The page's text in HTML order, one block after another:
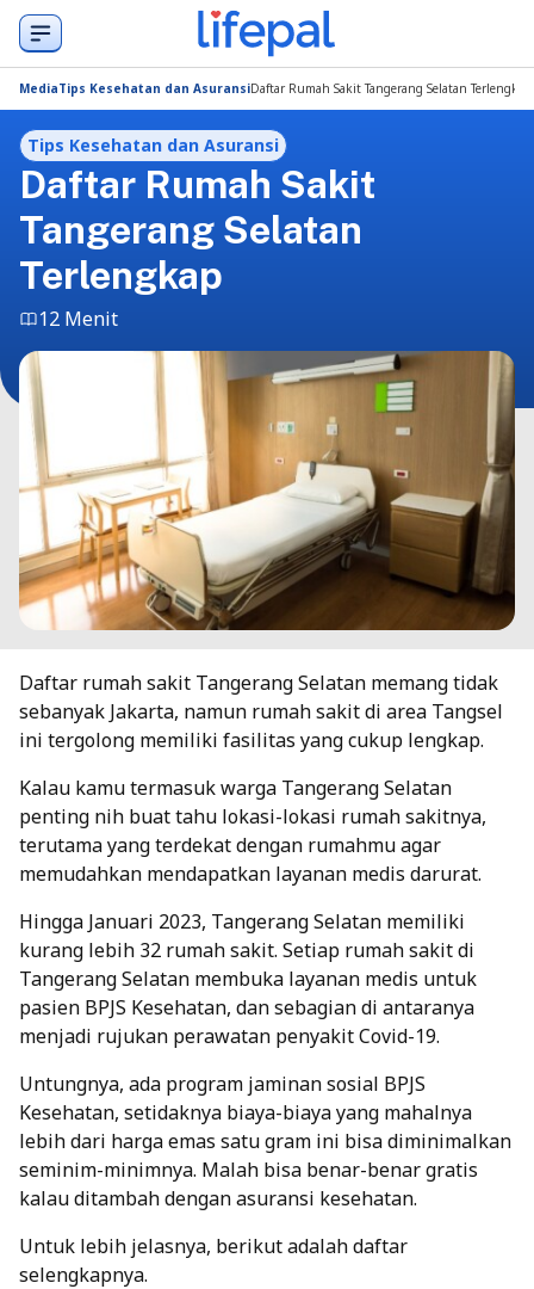
MediaTips Kesehatan dan AsuransiDaftar Rumah Sakit Tangerang Selatan Terlengkap
Tips Kesehatan dan Asuransi
Daftar Rumah Sakit
Tangerang Selatan
Terlengkap
12 Menit
Daftar rumah sakit Tangerang Selatan memang tidak
sebanyak Jakarta, namun rumah sakit di area Tangsel
ini tergolong memiliki fasilitas yang cukup lengkap.
Kalau kamu termasuk warga Tangerang Selatan
penting nih buat tahu lokasi-lokasi rumah sakitnya,
terutama yang terdekat dengan rumahmu agar
memudahkan mendapatkan layanan medis darurat.
Hingga Januari 2023, Tangerang Selatan memiliki
kurang lebih 32 rumah sakit. Setiap rumah sakit di
Tangerang Selatan membuka layanan medis untuk
pasien BPJS Kesehatan, dan sebagian di antaranya
menjadi rujukan perawatan penyakit Covid-19.
Untungnya, ada program jaminan sosial BPJS
Kesehatan, setidaknya biaya-biaya yang mahalnya
lebih dari harga emas satu gram ini bisa diminimalkan
seminim-minimnya. Malah bisa benar-benar gratis
kalau ditambah denganasuransi kesehatan.
Untuk lebih jelasnya, berikut adalah daftar
selengkapnya.